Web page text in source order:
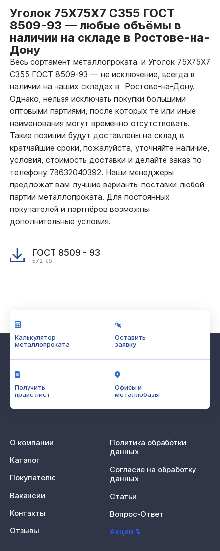
Уголок 75Х75Х7 С355 ГОСТ
8509-93 — любые объёмы в
наличии на складе в Ростове-на-
Дону
Весь сортамент металлопроката, и Уголок 75Х75Х7
С355 ГОСТ 8509-93 — не исключение, всегда в
наличии на наших складах в Ростове-на-Дону.
Однако, нельзя исключать покупки большими
оптовыми партиями, после которых те или иные
наименования могут временно отсутствовать.
Такие позиции будут доставлены на склад в
кратчайшие сроки, пожалуйста, уточняйте наличие,
условия, стоимость доставки и делайте заказ по
телефону 78632040392. Наши менеджеры
предложат вам лучшие варианты поставки любой
партии металлопроката. Для постоянных
покупателей и партнёров возможны
дополнительные условия.
ГОСТ 8509 - 93
572 Кб
Калькулятор
металлопроката
Оставить
заявку
Получить
прайс лист
Офисы и
металлобазы
О компании
Каталог
Покупателю
Вакансии
Контакты
Отзывы
Политика обработки
данных
Согласие на обработку
данных
Статьи
Вопрос-Ответ
Акции %